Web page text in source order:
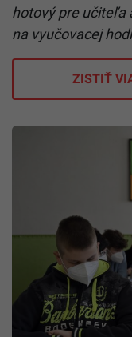
hotový pre učiteľa
na vyučovacej
ZISTIŤ